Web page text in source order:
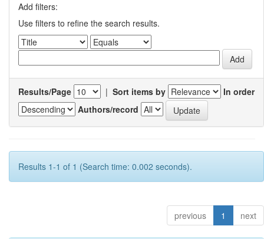
Add filters:
Use filters to refine the search results.
Results/Page | Sort items by
In order
Authors/record
Results 1-1 of 1 (Search time: 0.002 seconds).
previous 1 next